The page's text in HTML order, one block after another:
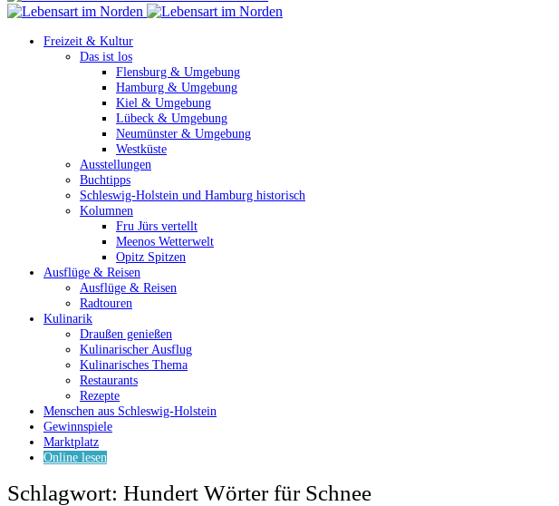
Freizeit & Kultur
Das ist los
Flensburg & Umgebung
Hamburg & Umgebung
Kiel & Umgebung
Lübeck & Umgebung
Neumünster & Umgebung
Westküste
Ausstellungen
Buchtipps
Schleswig-Holstein und Hamburg historisch
Kolumnen
Fru Jürs vertellt
Meenos Wetterwelt
Opitz Spitzen
Ausflüge & Reisen
Ausflüge & Reisen
Radtouren
Kulinarik
Draußen genießen
Kulinarischer Ausflug
Kulinarisches Thema
Restaurants
Rezepte
Menschen aus Schleswig-Holstein
Gewinnspiele
Marktplatz
Online lesen
Schlagwort: Hundert Wörter für Schnee